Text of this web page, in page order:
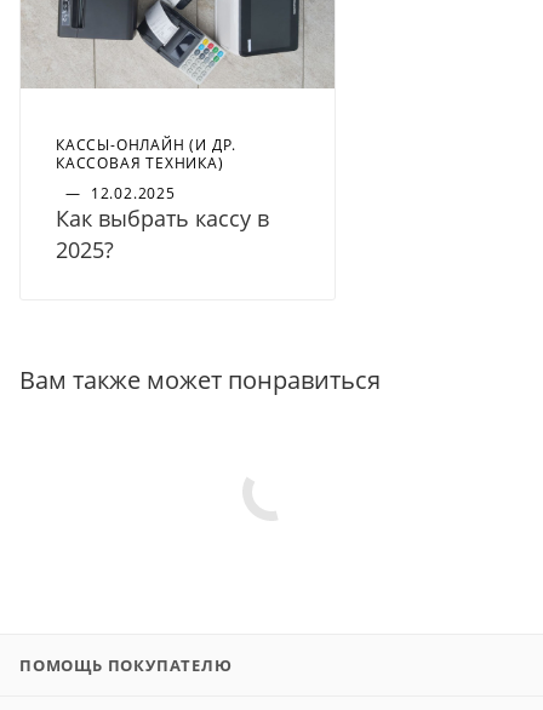
КАССЫ-ОНЛАЙН (И ДР.
КАССОВАЯ ТЕХНИКА)
— 12.02.2025
Как выбрать кассу в
2025?
Вам также может понравиться
ПОМОЩЬ ПОКУПАТЕЛЮ